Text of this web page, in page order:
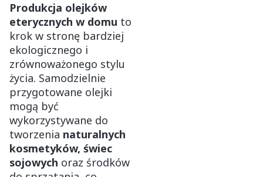
Produkcja olejków
eterycznych w domu to
krok w stronę bardziej
ekologicznego i
zrównoważonego stylu
życia. Samodzielnie
przygotowane olejki
mogą być
wykorzystywane do
tworzenia naturalnych
kosmetyków, świec
sojowych oraz środków